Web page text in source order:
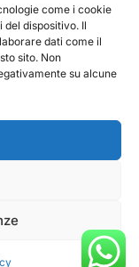
come i cookie
dispositivo. Il
dati come il
sito. Non
su alcune
All